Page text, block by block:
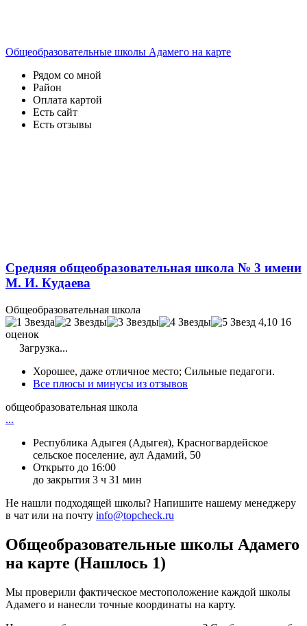
Общеобразовательные школы Адамего на карте
Рядом со мной
Район
Оплата картой
Есть сайт
Есть отзывы
Средняя общеобразовательная школа № 3 имени
М. И. Кудаева
Общеобразовательная школа
4,10 16
оценок
Загрузка...
Хорошее, даже отличное место; Сильные педагоги.
Все плюсы и минусы из отзывов
общеобразовательная школа
...
Республика Адыгея (Адыгея), Красногвардейское
сельское поселение, аул Адамий, 50
Открыто до 16:00
до закрытия 3 ч 31 мин
Не нашли подходящей школы? Напишите нашему менеджеру
в чат или на почту info@topcheck.ru
Общеобразовательные школы Адамего
на карте (Нашлось 1)
Мы проверили фактическое местоположение каждой школы
Адамего и нанесли точные координаты на карту.